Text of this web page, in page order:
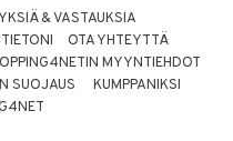
& VASTAUKSIA
OTA YHTEYTTÄ
MYYNTIEHDOT
SUOJAUS
KUMPPANIKSI